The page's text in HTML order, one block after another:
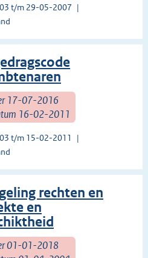
t/m 29-05-2007
17-07-2016
16-02-2011
t/m 15-02-2011
rechten en
en
01-01-2018